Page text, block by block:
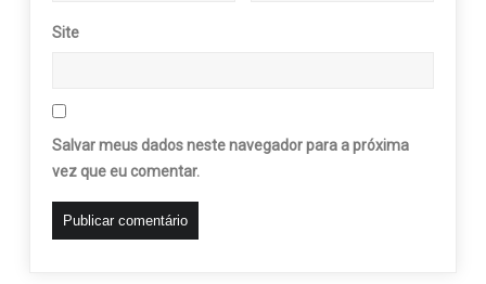
Site
Salvar meus dados neste navegador para a próxima
vez que eu comentar.